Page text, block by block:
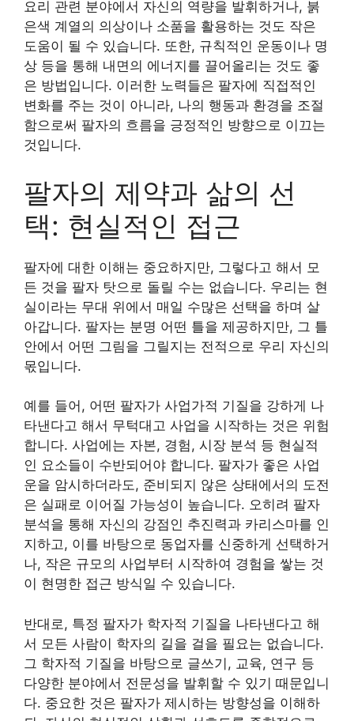
요리 관련 분야에서 자신의 역량을 발휘하거나, 붉
은색 계열의 의상이나 소품을 활용하는 것도 작은
도움이 될 수 있습니다. 또한, 규칙적인 운동이나 명
상 등을 통해 내면의 에너지를 끌어올리는 것도 좋
은 방법입니다. 이러한 노력들은 팔자에 직접적인
변화를 주는 것이 아니라, 나의 행동과 환경을 조절
함으로써 팔자의 흐름을 긍정적인 방향으로 이끄는
것입니다.
팔자의 제약과 삶의 선
택: 현실적인 접근
팔자에 대한 이해는 중요하지만, 그렇다고 해서 모
든 것을 팔자 탓으로 돌릴 수는 없습니다. 우리는 현
실이라는 무대 위에서 매일 수많은 선택을 하며 살
아갑니다. 팔자는 분명 어떤 틀을 제공하지만, 그 틀
안에서 어떤 그림을 그릴지는 전적으로 우리 자신의
몫입니다.
예를 들어, 어떤 팔자가 사업가적 기질을 강하게 나
타낸다고 해서 무턱대고 사업을 시작하는 것은 위험
합니다. 사업에는 자본, 경험, 시장 분석 등 현실적
인 요소들이 수반되어야 합니다. 팔자가 좋은 사업
운을 암시하더라도, 준비되지 않은 상태에서의 도전
은 실패로 이어질 가능성이 높습니다. 오히려 팔자
분석을 통해 자신의 강점인 추진력과 카리스마를 인
지하고, 이를 바탕으로 동업자를 신중하게 선택하거
나, 작은 규모의 사업부터 시작하여 경험을 쌓는 것
이 현명한 접근 방식일 수 있습니다.
반대로, 특정 팔자가 학자적 기질을 나타낸다고 해
서 모든 사람이 학자의 길을 걸을 필요는 없습니다.
그 학자적 기질을 바탕으로 글쓰기, 교육, 연구 등
다양한 분야에서 전문성을 발휘할 수 있기 때문입니
다. 중요한 것은 팔자가 제시하는 방향성을 이해하